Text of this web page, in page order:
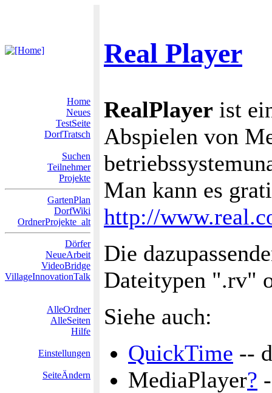
Real Player
Home
Neues
TestSeite
DorfTratsch
Suchen
Teilnehmer
Projekte
GartenPlan
DorfWiki
OrdnerProjekte_alt
Dörfer
NeueArbeit
VideoBridge
VillageInnovationTalk
AlleOrdner
AlleSeiten
Hilfe
Einstellungen
SeiteÄndern
RealPlayer ist
Abspielen von
Man kann es
http://
Die
Dateitypen ".rv"
Siehe auch:
QuickTime --
MediaPlayer?